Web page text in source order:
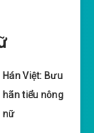
Hán Việt: Bưu
hãn tiểu nông
nữ